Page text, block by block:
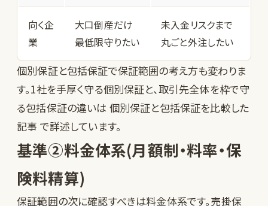
向く企
業
大口倒産だけ
最低限守りたい
未入金リスクまで
丸ごと外注したい
個別保証と包括保証で保証範囲の考え方も変わりま
す。1社を手厚く守る個別保証と、取引先全体を枠で守
る包括保証の違いは 個別保証と包括保証を比較した
記事 で詳述しています。
基準②料金体系(月額制・料率・保
険料精算)
保証範囲の次に確認すべきは料金体系です。売掛保